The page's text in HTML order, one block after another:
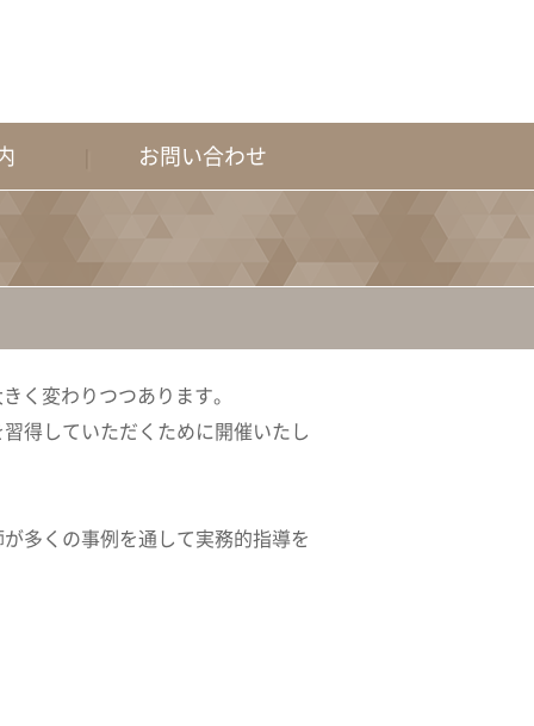
お問い合わせ
く変わりつつあります。
得していただくために開催いたし
多くの事例を通して実務的指導を